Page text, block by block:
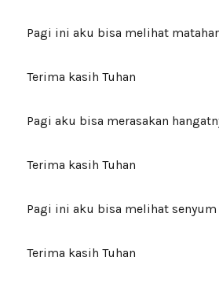
Pagi ini aku bisa melihat
Terima kasih Tuhan
Pagi aku bisa merasakan
Terima kasih Tuhan
Pagi ini aku bisa melihat senyum
Terima kasih Tuhan